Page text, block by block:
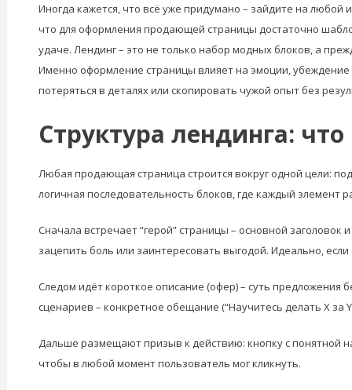
Иногда кажется, что всё уже придумано – зайдите на
что для оформления продающей страницы достаточно
удаче. Лендинг – это не только набор модных блоков, а
Именно оформление страницы влияет на эмоции, убеждение
потеряться в деталях или скопировать чужой опыт без
Структура лендинга:
Любая продающая страница строится вокруг одной цели:
логичная последовательность блоков, где каждый элемент
Сначала встречает “герой” страницы – основной
зацепить боль или заинтересовать выгодой. Идеально,
Следом идёт короткое описание (офер) – суть предложения
сценариев – конкретное обещание (“Научитесь делать X за
Дальше размещают призыв к действию: кнопку с понятной
чтобы в любой момент пользователь мог кликнуть.